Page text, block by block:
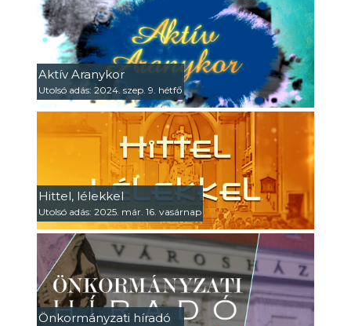
Aktív Aranykor
Utolsó adás: 2024. szep. 9. hétfő
Hittel, lélekkel
Utolsó adás: 2025. már. 16. vasárnap
Önkormányzati híradó